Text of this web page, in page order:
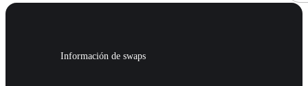
Información de swaps